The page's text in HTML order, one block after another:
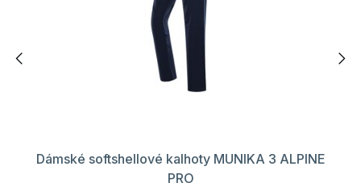
Dámské softshellové kalhoty MUNIKA 3 ALPINE
PRO